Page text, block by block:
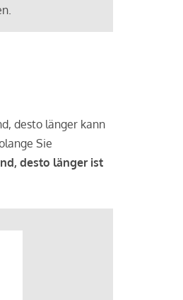
desto länger kann
Sie
desto länger ist